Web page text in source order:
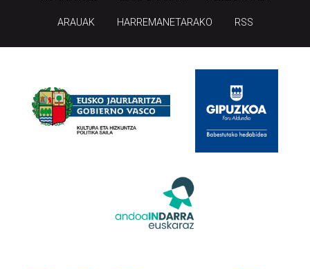
ARAUAK HARREMANETARAKO RSS